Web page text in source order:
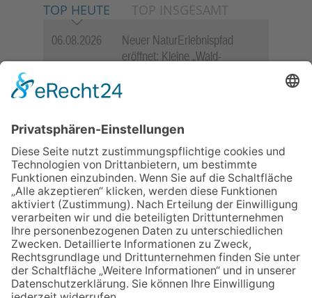
TOP HEUTE TOP INSGESAMT
06.08.2026
Neuer NaturErlebnispfad
eröffnet: Kleine „Wald-
Königstein beben
die Zukunft der Stadt
Königstein
06.08.2026
„Freundschaft, das ist wie
Heimat“ – Lions-Präsident
Jürgen Rohrmann setzt auf
Gemeinschaft und Bewährtes
06.08.2026
Schulranzen schenken Kindern
einen guten Start